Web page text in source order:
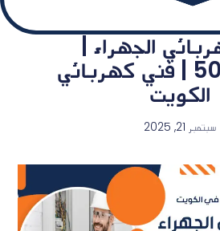
الجهراء |
50072064 | فني كهربائي
الكويت
21, 2025